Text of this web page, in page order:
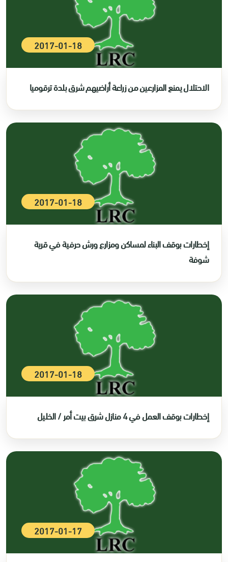
2017-01-18
الاحتلال يمنع المزارعين من زراعة أراضيهم شرق بلدة ترقوميا
2017-01-18
إخطارات بوقف البناء لمساكن ومزارع ورش حرفية في قرية
شوفة
2017-01-18
إخطارات بوقف العمل في 4 منازل شرق بيت أمر / الخليل
2017-01-17